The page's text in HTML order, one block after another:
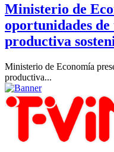
Ministerio de
oportunidades
productiva
Ministerio de Economía
productiva...